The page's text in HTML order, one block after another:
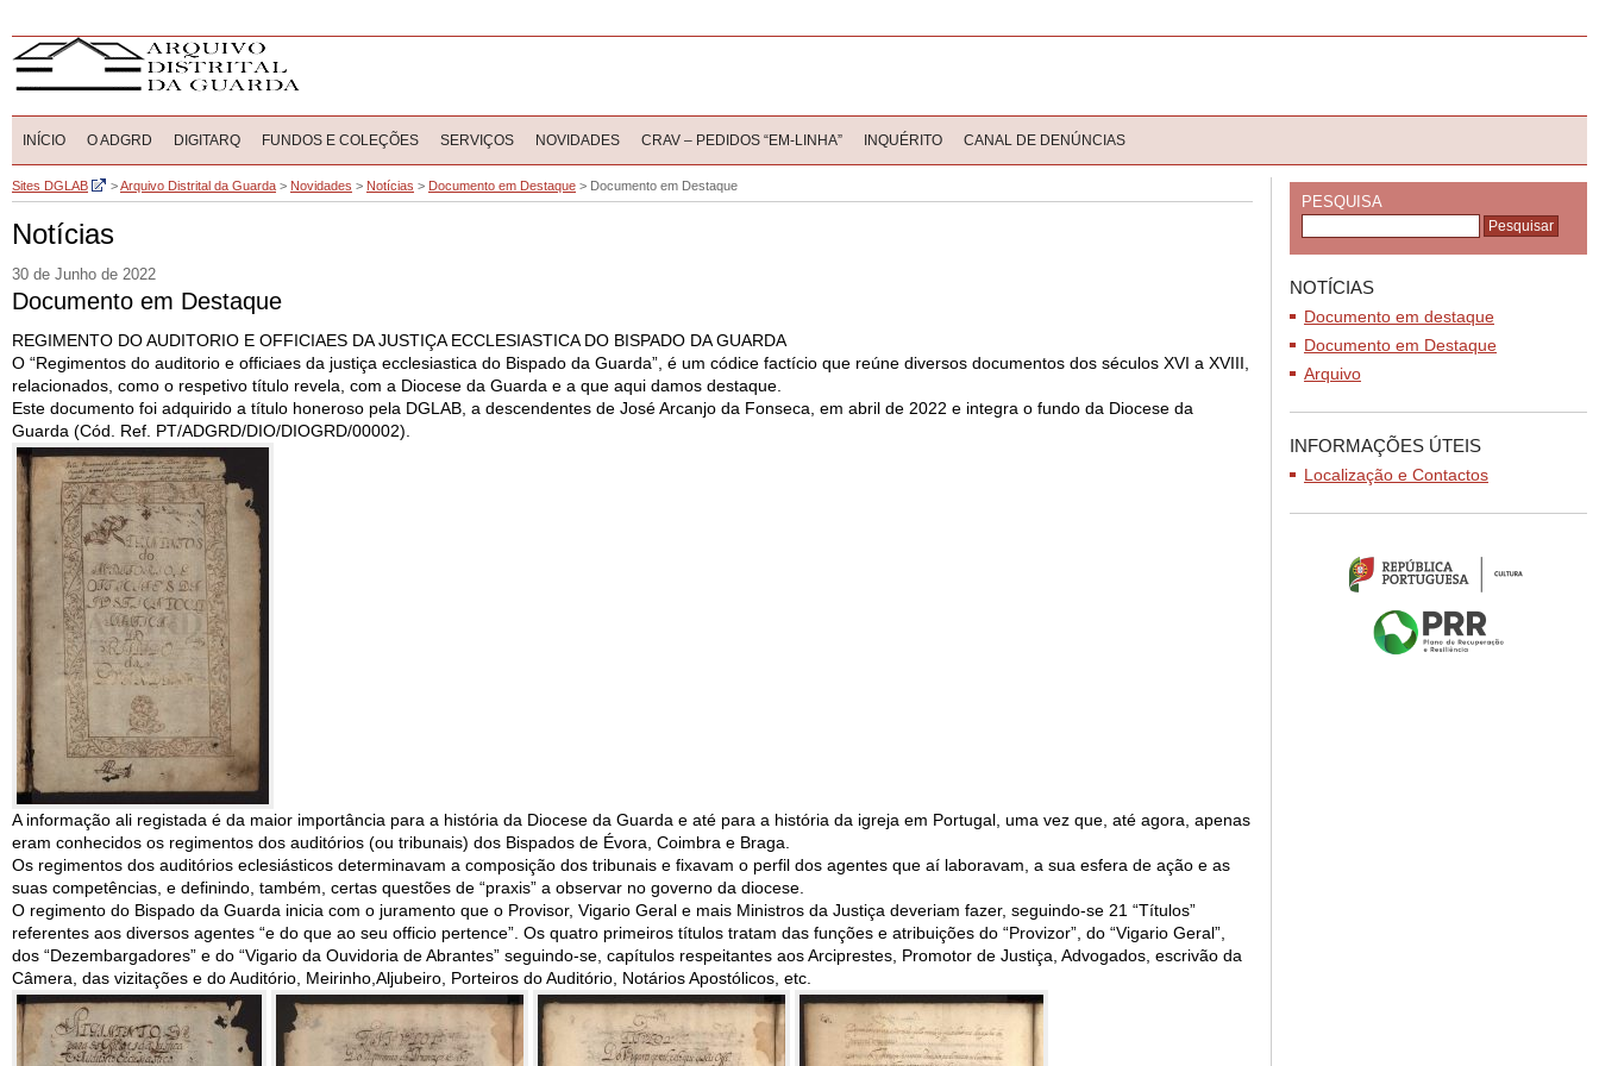
INÍCIO O ADGRD DIGITARQ FUNDOS E COLEÇÕES SERVIÇOS NOVIDADES CRAV – PEDIDOS “EM-LINHA” INQUÉRITO CANAL DE DENÚNCIAS
Sites DGLAB >Arquivo Distrital da Guarda > Novidades > Notícias > Documento em Destaque > Documento em Destaque
Notícias
30 de Junho de 2022
Documento em Destaque
REGIMENTO DO AUDITORIO E OFFICIAES DA JUSTIÇA ECCLESIASTICA DO BISPADO DA GUARDA
O “Regimentos do auditorio e officiaes da justiça ecclesiastica do Bispado da Guarda”, é um códice factício que reúne diversos documentos dos séculos XVI a XVIII,
relacionados, como o respetivo título revela, com a Diocese da Guarda e a que aqui damos destaque.
Este documento foi adquirido a título honeroso pela DGLAB, a descendentes de José Arcanjo da Fonseca, em abril de 2022 e integra o fundo da Diocese da
Guarda (Cód. Ref. PT/ADGRD/DIO/DIOGRD/00002).
A informação ali registada é da maior importância para a história da Diocese da Guarda e até para a história da igreja em Portugal, uma vez que, até agora, apenas
eram conhecidos os regimentos dos auditórios (ou tribunais) dos Bispados de Évora, Coimbra e Braga.
Os regimentos dos auditórios eclesiásticos determinavam a composição dos tribunais e fixavam o perfil dos agentes que aí laboravam, a sua esfera de ação e as
suas competências, e definindo, também, certas questões de “praxis” a observar no governo da diocese.
O regimento do Bispado da Guarda inicia com o juramento que o Provisor, Vigario Geral e mais Ministros da Justiça deveriam fazer, seguindo-se 21 “Títulos”
referentes aos diversos agentes “e do que ao seu officio pertence”. Os quatro primeiros títulos tratam das funções e atribuições do “Provizor”, do “Vigario Geral”,
dos “Dezembargadores” e do “Vigario da Ouvidoria de Abrantes” seguindo-se, capítulos respeitantes aos Arciprestes, Promotor de Justiça, Advogados, escrivão da
Câmera, das vizitações e do Auditório, Meirinho,Aljubeiro, Porteiros do Auditório, Notários Apostólicos, etc.
PESQUISA
NOTÍCIAS
Documento em destaque
Documento em Destaque
Arquivo
INFORMAÇÕES ÚTEIS
Localização e Contactos